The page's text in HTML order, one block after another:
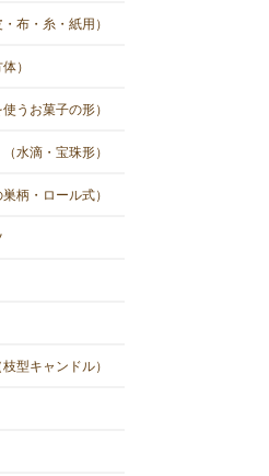
布・糸・紙用）
）
うお菓子の形）
水滴・宝珠形）
柄・ロール式）
型キャンドル）